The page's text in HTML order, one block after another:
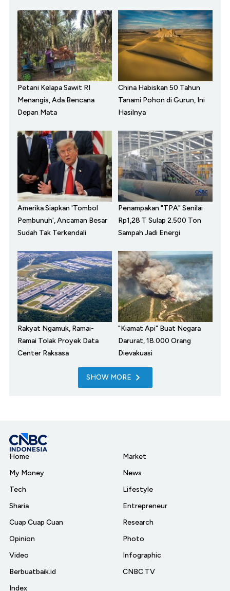
Petani Kelapa Sawit RI
Menangis, Ada Bencana
Depan Mata
China Habiskan 50 Tahun
Tanami Pohon di Gurun, Ini
Hasilnya
Amerika Siapkan 'Tombol
Pembunuh', Ancaman Besar
Sudah Tak Terkendali
Penampakan "TPA" Senilai
Rp1,28 T Sulap 2.500 Ton
Sampah Jadi Energi
Rakyat Ngamuk, Ramai-
Ramai Tolak Proyek Data
Center Raksasa
"Kiamat Api" Buat Negara
Darurat, 18.000 Orang
Dievakuasi
SHOW MORE
Home
My Money
Tech
Sharia
Cuap Cuap Cuan
Opinion
Video
Berbuatbaik.id
Index
Market
News
Lifestyle
Entrepreneur
Research
Photo
Infographic
CNBC TV